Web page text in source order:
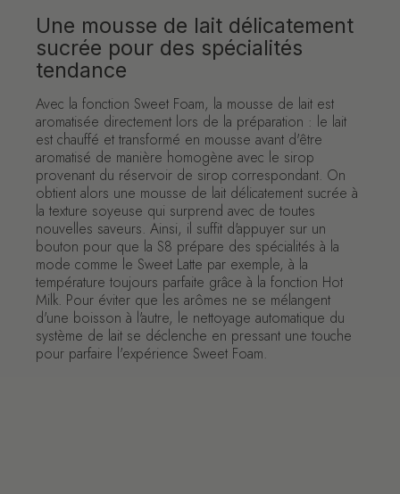
Une mousse de lait délicatement
sucrée pour des spécialités
tendance
Avec la fonction Sweet Foam, la mousse de lait est
aromatisée directement lors de la préparation : le lait
est chauffé et transformé en mousse avant d'être
aromatisé de manière homogène avec le sirop
provenant du réservoir de sirop correspondant. On
obtient alors une mousse de lait délicatement sucrée à
la texture soyeuse qui surprend avec de toutes
nouvelles saveurs. Ainsi, il suffit d'appuyer sur un
bouton pour que la S8 prépare des spécialités à la
mode comme le Sweet Latte par exemple, à la
température toujours parfaite grâce à la fonction Hot
Milk. Pour éviter que les arômes ne se mélangent
d'une boisson à l'autre, le nettoyage automatique du
système de lait se déclenche en pressant une touche
pour parfaire l'expérience Sweet Foam.